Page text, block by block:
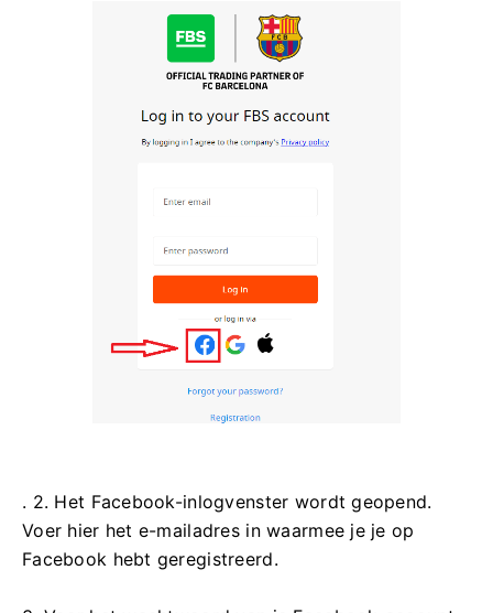
. 2. Het Facebook-inlogvenster wordt geopend.
Voer hier het e-mailadres in waarmee je je op
Facebook hebt geregistreerd.